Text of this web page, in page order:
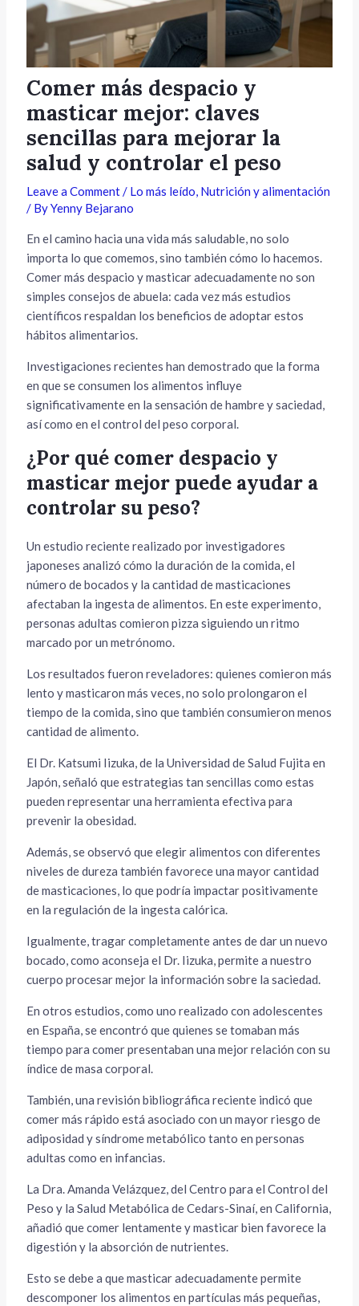
Comer más despacio y
masticar mejor: claves
sencillas para mejorar la
salud y controlar el peso
Leave a Comment/ Lo más leído, Nutrición y alimentación
/ ByYenny Bejarano
En el camino hacia una vida más saludable, no solo
importa lo que comemos, sino también cómo lo hacemos.
Comer más despacio y masticar adecuadamente no son
simples consejos de abuela: cada vez más estudios
científicos respaldan los beneficios de adoptar estos
hábitos alimentarios.
Investigaciones recientes han demostrado que la forma
en que se consumen los alimentos influye
significativamente en la sensación de hambre y saciedad,
así como en el control del peso corporal.
¿Por qué comer despacio y
masticar mejor puede ayudar a
controlar su peso?
Un estudio reciente realizado por investigadores
japoneses analizó cómo la duración de la comida, el
número de bocados y la cantidad de masticaciones
afectaban la ingesta de alimentos. En este experimento,
personas adultas comieron pizza siguiendo un ritmo
marcado por un metrónomo.
Los resultados fueron reveladores: quienes comieron más
lento y masticaron más veces, no solo prolongaron el
tiempo de la comida, sino que también consumieron menos
cantidad de alimento.
El Dr. Katsumi Iizuka, de la Universidad de Salud Fujita en
Japón, señaló que estrategias tan sencillas como estas
pueden representar una herramienta efectiva para
prevenir la obesidad.
Además, se observó que elegir alimentos con diferentes
niveles de dureza también favorece una mayor cantidad
de masticaciones, lo que podría impactar positivamente
en la regulación de la ingesta calórica.
Igualmente, tragar completamente antes de dar un nuevo
bocado, como aconseja el Dr. Iizuka, permite a nuestro
cuerpo procesar mejor la información sobre la saciedad.
En otros estudios, como uno realizado con adolescentes
en España, se encontró que quienes se tomaban más
tiempo para comer presentaban una mejor relación con su
índice de masa corporal.
También, una revisión bibliográfica reciente indicó que
comer más rápido está asociado con un mayor riesgo de
adiposidad y síndrome metabólico tanto en personas
adultas como en infancias.
La Dra. Amanda Velázquez, del Centro para el Control del
Peso y la Salud Metabólica de Cedars-Sinaí, en California,
añadió que comer lentamente y masticar bien favorece la
digestión y la absorción de nutrientes.
Esto se debe a que masticar adecuadamente permite
descomponer los alimentos en partículas más pequeñas,